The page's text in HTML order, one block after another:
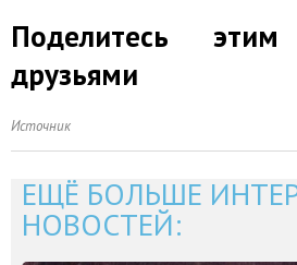
Поделитесь
друзьями
Источник
ЕЩЁ БОЛЬШЕ
НОВОСТЕЙ: